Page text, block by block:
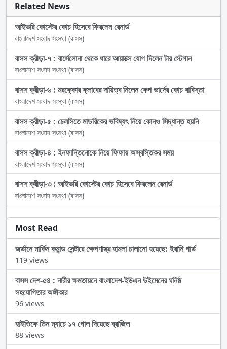
Related News
আইভরি কোস্টের কোচ হিসেবে ফিরলেন রেনার্ড
বাংলাদেশ সংবাদ সংস্থা (বাসস)
বাসস ক্রীড়া-৭ : বার্সেলোনা থেকে ধারে আয়াক্সে যোগ দিলেন টার স্টেগান
বাংলাদেশ সংবাদ সংস্থা (বাসস)
বাসস ক্রীড়া-৬ : মরক্কোর ক্লাবের দায়িত্ব নিলেন কেপ ভার্দের কোচ বাবিস্তা
বাংলাদেশ সংবাদ সংস্থা (বাসস)
বাসস ক্রীড়া-৫ : চেলসিতে মাডরিকের ভবিষ্যৎ নিয়ে কোনও সিদ্ধান্ত হয়নি
বাংলাদেশ সংবাদ সংস্থা (বাসস)
বাসস ক্রীড়া-৪ : ইনফান্তিনোকে নিয়ে ফিফায় অস্বস্তিকর সময়
বাংলাদেশ সংবাদ সংস্থা (বাসস)
বাসস ক্রীড়া-৩ : আইভরি কোস্টের কোচ হিসেবে ফিরলেন রেনার্ড
বাংলাদেশ সংবাদ সংস্থা (বাসস)
Most Read
জর্ডানে মার্কিন কমান্ড সেন্টারে ক্ষেপণাস্ত্র হামলা চালানো হয়েছে: ইরানি গার্ড
119 views
বাসস দেশ-৫৪ : নারীর ক্ষমতায়নে বাংলাদেশ-ইউএন উইমেনের ঘনিষ্ঠ
সহযোগিতার অঙ্গীকার
96 views
হাইতিকে তিন ম্যাচে ১৭ গোল দিয়েছে ব্রাজিল
88 views